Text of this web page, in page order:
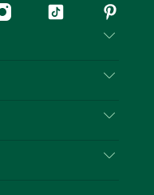
Instagram
抖